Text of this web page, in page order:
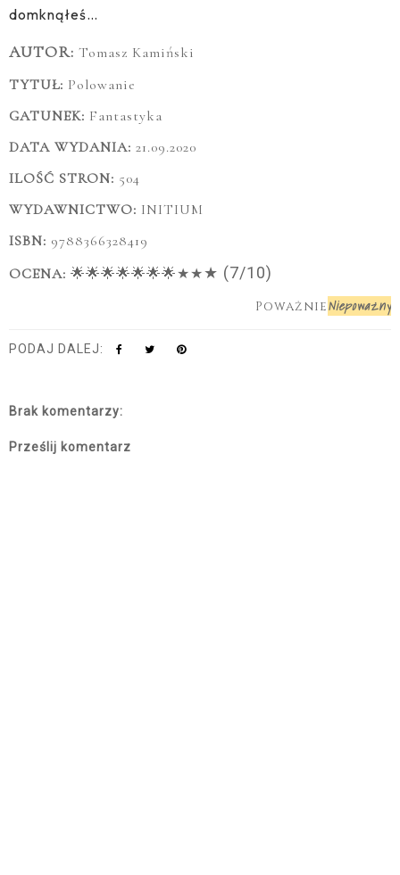
domknąłeś…
AUTOR: Tomasz Kamiński
TYTUŁ: Polowanie
GATUNEK: Fantastyka
DATA WYDANIA: 21.09.2020
ILOŚĆ STRON: 504
WYDAWNICTWO: INITIUM
ISBN: 9788366328419
OCENA: 🌟🌟🌟🌟🌟🌟🌟★★★ (7/10)
PoważnieNiepoważny
PODAJ DALEJ:
Brak komentarzy:
Prześlij komentarz